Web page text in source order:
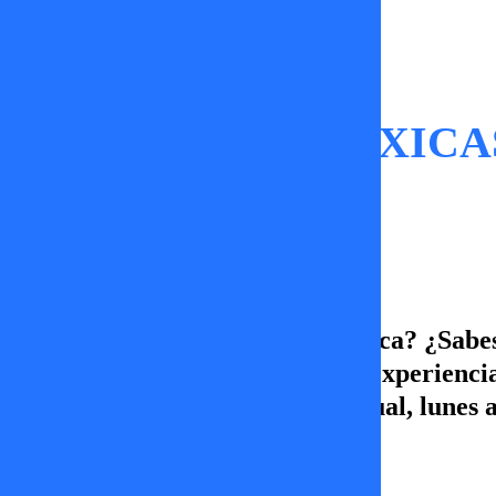
RELACIONES
¿Haz estado en una relación tóxica?
así? Jordi Castell nos cuenta su
pasteles. Acompáñanos en Tal Cual,